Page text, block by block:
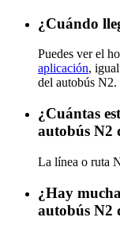
¿Cuándo
Puedes ver el
aplicación,
del autobús N2.
¿Cuántas
autobús N2
La línea o ruta
¿Hay
autobús N2